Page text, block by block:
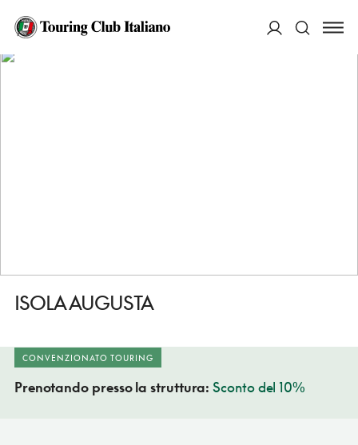
HOME
ISOLA AUGUSTA
ISOLA AUGUSTA
CONVENZIONATO TOURING
Prenotando presso la struttura:Sconto del 10%